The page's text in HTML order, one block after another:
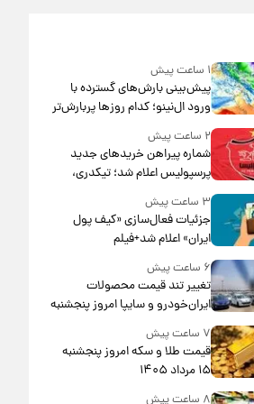
۱ ساعت پیش
پیش‌بینی بارش‌های گسترده با
ورود ال‌نینو؛ کدام روزها پربارش‌تر
۲ ساعت پیش
شماره پیراهن خریدهای جدید
پرسپولیس اعلام شد؛ تیکدری،
۳ ساعت پیش
جزئیات فعال‌سازی «کیف پول
ایران» اعلام شد+فیلم
۶ ساعت پیش
تغییر تند قیمت محصولات
ایران‌خودرو و سایپا امروز پنجشنبه
۱۵ مرداد ۱۴۰۵ +جدول
۷ ساعت پیش
قیمت طلا و سکه امروز پنجشنبه
۱۵ مرداد ۱۴۰۵
۸ ساعت پیش